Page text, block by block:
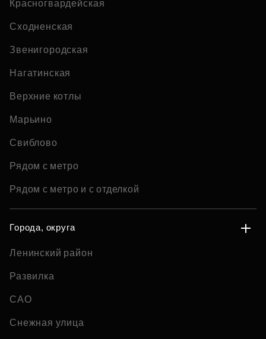
Красногвардейская
Сходненская
Звенигородская
Нагатинская
Верхние котлы
Марьино
Свиблово
Рядом с метро
Рядом с метро и с отделкой
Города, округа
Ленинский район
Развилка
САО
Снежная улица